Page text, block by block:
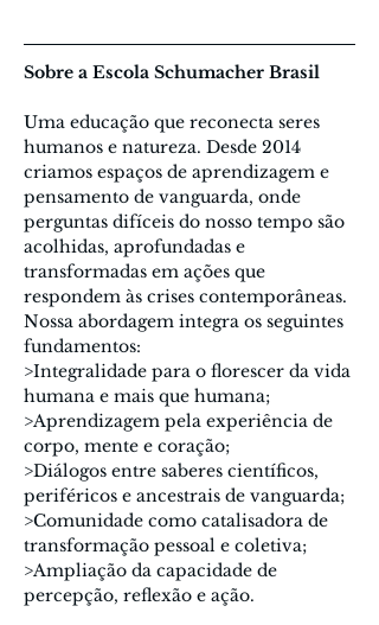
Sobre a Escola Schumacher Brasil
Uma educação que reconecta seres
humanos e natureza. Desde 2014
criamos espaços de aprendizagem e
pensamento de vanguarda, onde
perguntas difíceis do nosso tempo são
acolhidas, aprofundadas e
transformadas em ações que
respondem às crises contemporâneas.
Nossa abordagem integra os seguintes
fundamentos:
>Integralidade para o florescer da vida
humana e mais que humana;
>Aprendizagem pela experiência de
corpo, mente e coração;
>Diálogos entre saberes científicos,
periféricos e ancestrais de vanguarda;
>Comunidade como catalisadora de
transformação pessoal e coletiva;
>Ampliação da capacidade de
percepção, reflexão e ação.